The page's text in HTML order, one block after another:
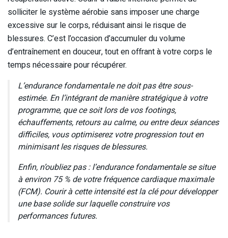
solliciter le système aérobie sans imposer une charge
excessive sur le corps, réduisant ainsi le risque de
blessures. C’est l’occasion d’accumuler du volume
d’entraînement en douceur, tout en offrant à votre corps le
temps nécessaire pour récupérer.
L’endurance fondamentale ne doit pas être sous-
estimée. En l’intégrant de manière stratégique à votre
programme, que ce soit lors de vos footings,
échauffements, retours au calme, ou entre deux séances
difficiles, vous optimiserez votre progression tout en
minimisant les risques de blessures.
Enfin, n’oubliez pas : l’endurance fondamentale se situe
à environ 75 % de votre fréquence cardiaque maximale
(FCM). Courir à cette intensité est la clé pour développer
une base solide sur laquelle construire vos
performances futures.